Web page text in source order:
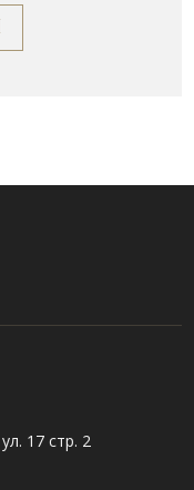
17 стр. 2